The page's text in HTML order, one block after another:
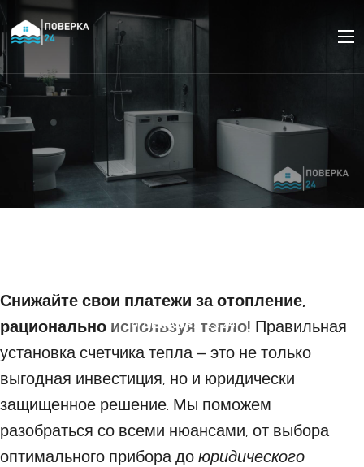
16 ДЕКАБРЯ 2024
Снижайте свои платежи за отопление,
рационально используя тепло! Правильная
установка счетчика тепла – это не только
выгодная инвестиция, но и юридически
защищенное решение. Мы поможем
разобраться со всеми нюансами, от выбора
оптимального прибора до юридического